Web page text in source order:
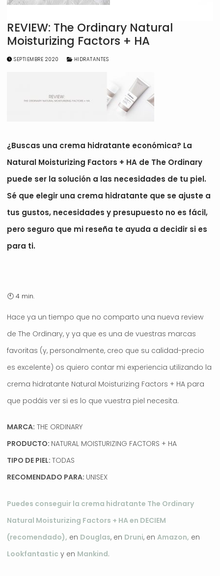
REVIEW: The Ordinary Natural
Moisturizing Factors + HA
SEPTIEMBRE 2020 HIDRATANTES
¿Buscas una crema hidratante económica? La
Natural Moisturizing Factors + HA de The Ordinary
puede ser la solución a las necesidades de tu piel.
Sé que elegir una crema hidratante que se ajuste a
tus gustos, necesidades y presupuesto no es fácil,
pero seguro que mi reseña te ayuda a decidir si es
para ti.
Hace ya un tiempo que no comparto una nueva review
de The Ordinary, y ya que es una de vuestras marcas
favoritas (y, personalmente, creo que su calidad-precio
es excelente) os quiero contar mi experiencia utilizando la
crema hidratante Natural Moisturizing Factors + HA para
que podáis ver si es lo que vuestra piel necesita.
MARCA: THE ORDINARY
PRODUCTO: NATURAL MOISTURIZING FACTORS + HA
TIPO DE PIEL: TODAS
RECOMENDADO PARA: UNISEX
Puedes conseguir la crema hidratante The Ordinary
Natural Moisturizing Factors + HA en DECIEM
(recomendado), en Douglas, en Druni, en Amazon, en
Lookfantastic y en Mankind.